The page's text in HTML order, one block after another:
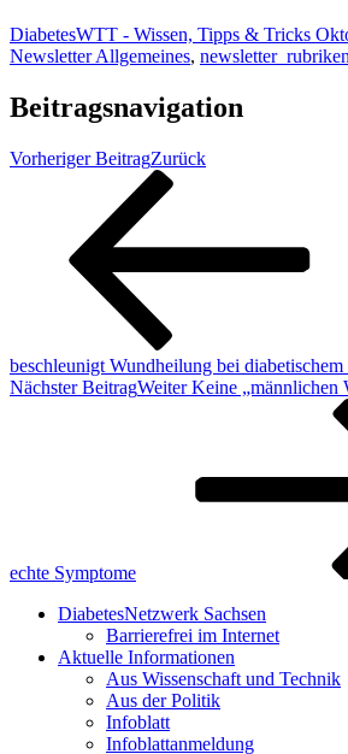
DiabetesWTT - Wissen, Tipps & Tricks
Newsletter Allgemeines, newsletter_rubriken
Beitragsnavigation
Vorheriger BeitragZurück
beschleunigt Wundheilung bei
Nächster BeitragWeiter Keine „männlichen
echte Symptome
DiabetesNetzwerk Sachsen
Barrierefrei im Internet
Aktuelle Informationen
Aus Wissenschaft und Technik
Aus der Politik
Infoblatt
Infoblattanmeldung